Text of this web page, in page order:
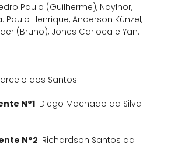
Paulo (Guilherme), Naylhor,
Paulo Henrique, Anderson Künzel,
(Bruno), Jones Carioca e Yan.
dos Santos
N°1: Diego Machado da Silva
N°2: Richardson Santos da